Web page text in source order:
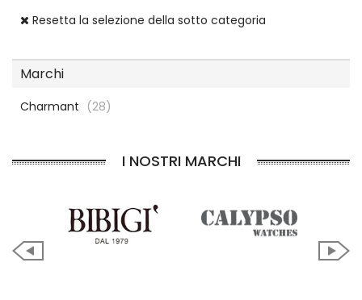
Resetta la selezione della sotto categoria
Marchi
Charmant (28)
I NOSTRI MARCHI